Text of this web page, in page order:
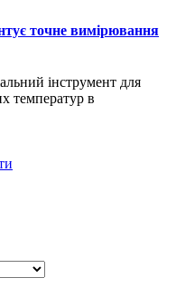
точне вимірювання
інструмент для
температур в